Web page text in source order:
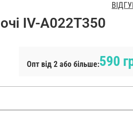
IV-A022T350
Опт від 2 або більше:590